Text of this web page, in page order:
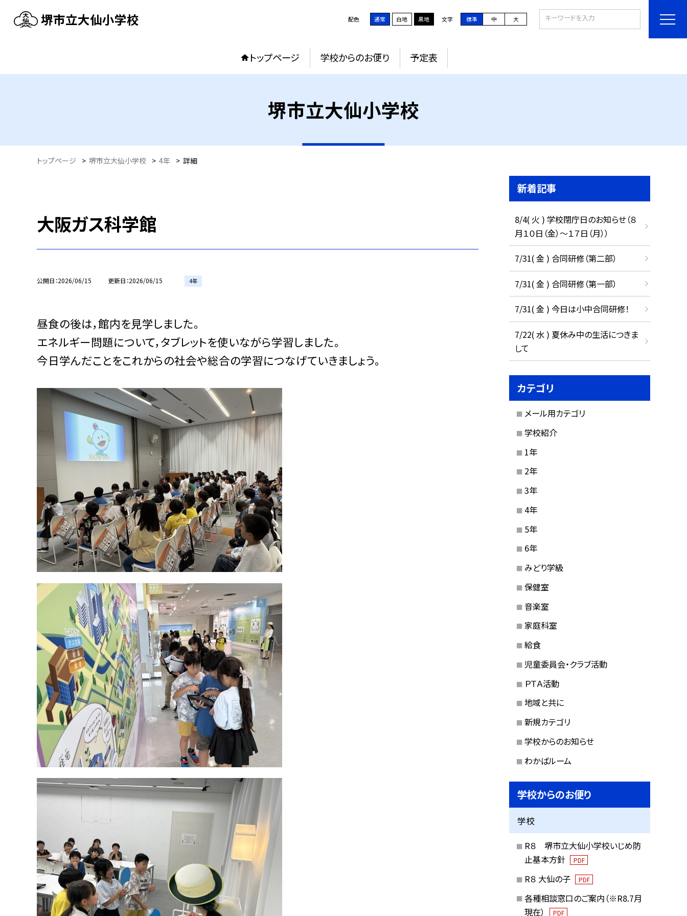
堺市立大仙小学校 配色 通常 白地 黒地 文字 標準 中 大
トップページ 学校からのお便り 予定表
堺市立大仙小学校
トップページ > 堺市立大仙小学校 > 4年 > 詳細
大阪ガス科学館
公開日 2026/06/15 更新日 2026/06/15 4年
昼食の後は，館内を見学しました。
エネルギー問題について，タブレットを使いながら学習しました。
今日学んだことをこれからの社会や総合の学習につなげていきましょう。
新着記事
8/4( 火 ) 学校閉庁日のお知らせ（８
月１０日（金）～１７日（月））
7/31( 金 ) 合同研修（第二部）
7/31( 金 ) 合同研修（第一部）
7/31( 金 ) 今日は小中合同研修！
7/22( 水 ) 夏休み中の生活につきま
して
カテゴリ
メール用カテゴリ
学校紹介
1年
2年
3年
4年
5年
6年
みどり学級
保健室
音楽室
家庭科室
給食
児童委員会・クラブ活動
ＰＴＡ活動
地域と共に
新規カテゴリ
学校からのお知らせ
わかばルーム
学校からのお便り
学校
R８ 堺市立大仙小学校いじめ防
止基本方針
PDF
R８ 大仙の子 PDF
各種相談窓口のご案内（※R8.7月
現在）
PDF